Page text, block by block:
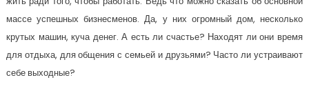
массе успешных бизнесменов. Да, у них огромный дом, несколько
крутых машин, куча денег. А есть ли счастье? Находят ли они время
для отдыха, для общения с семьей и друзьями? Часто ли устраивают
себе выходные?